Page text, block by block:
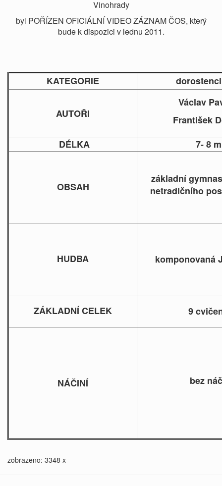
Vinohrady
byl POŘÍZEN OFICIÁLNÍ VIDEO ZÁZNAM ČOS, který
bude k dispozici v lednu 2011.
KATEGORIE
AUTOŘI
Václav
František
DÉLKA
7- 8
OBSAH
základní
netradičního
HUDBA komponovaná
ZÁKLADNÍ CELEK 9
NÁČINÍ bez
zobrazeno: 3348 x